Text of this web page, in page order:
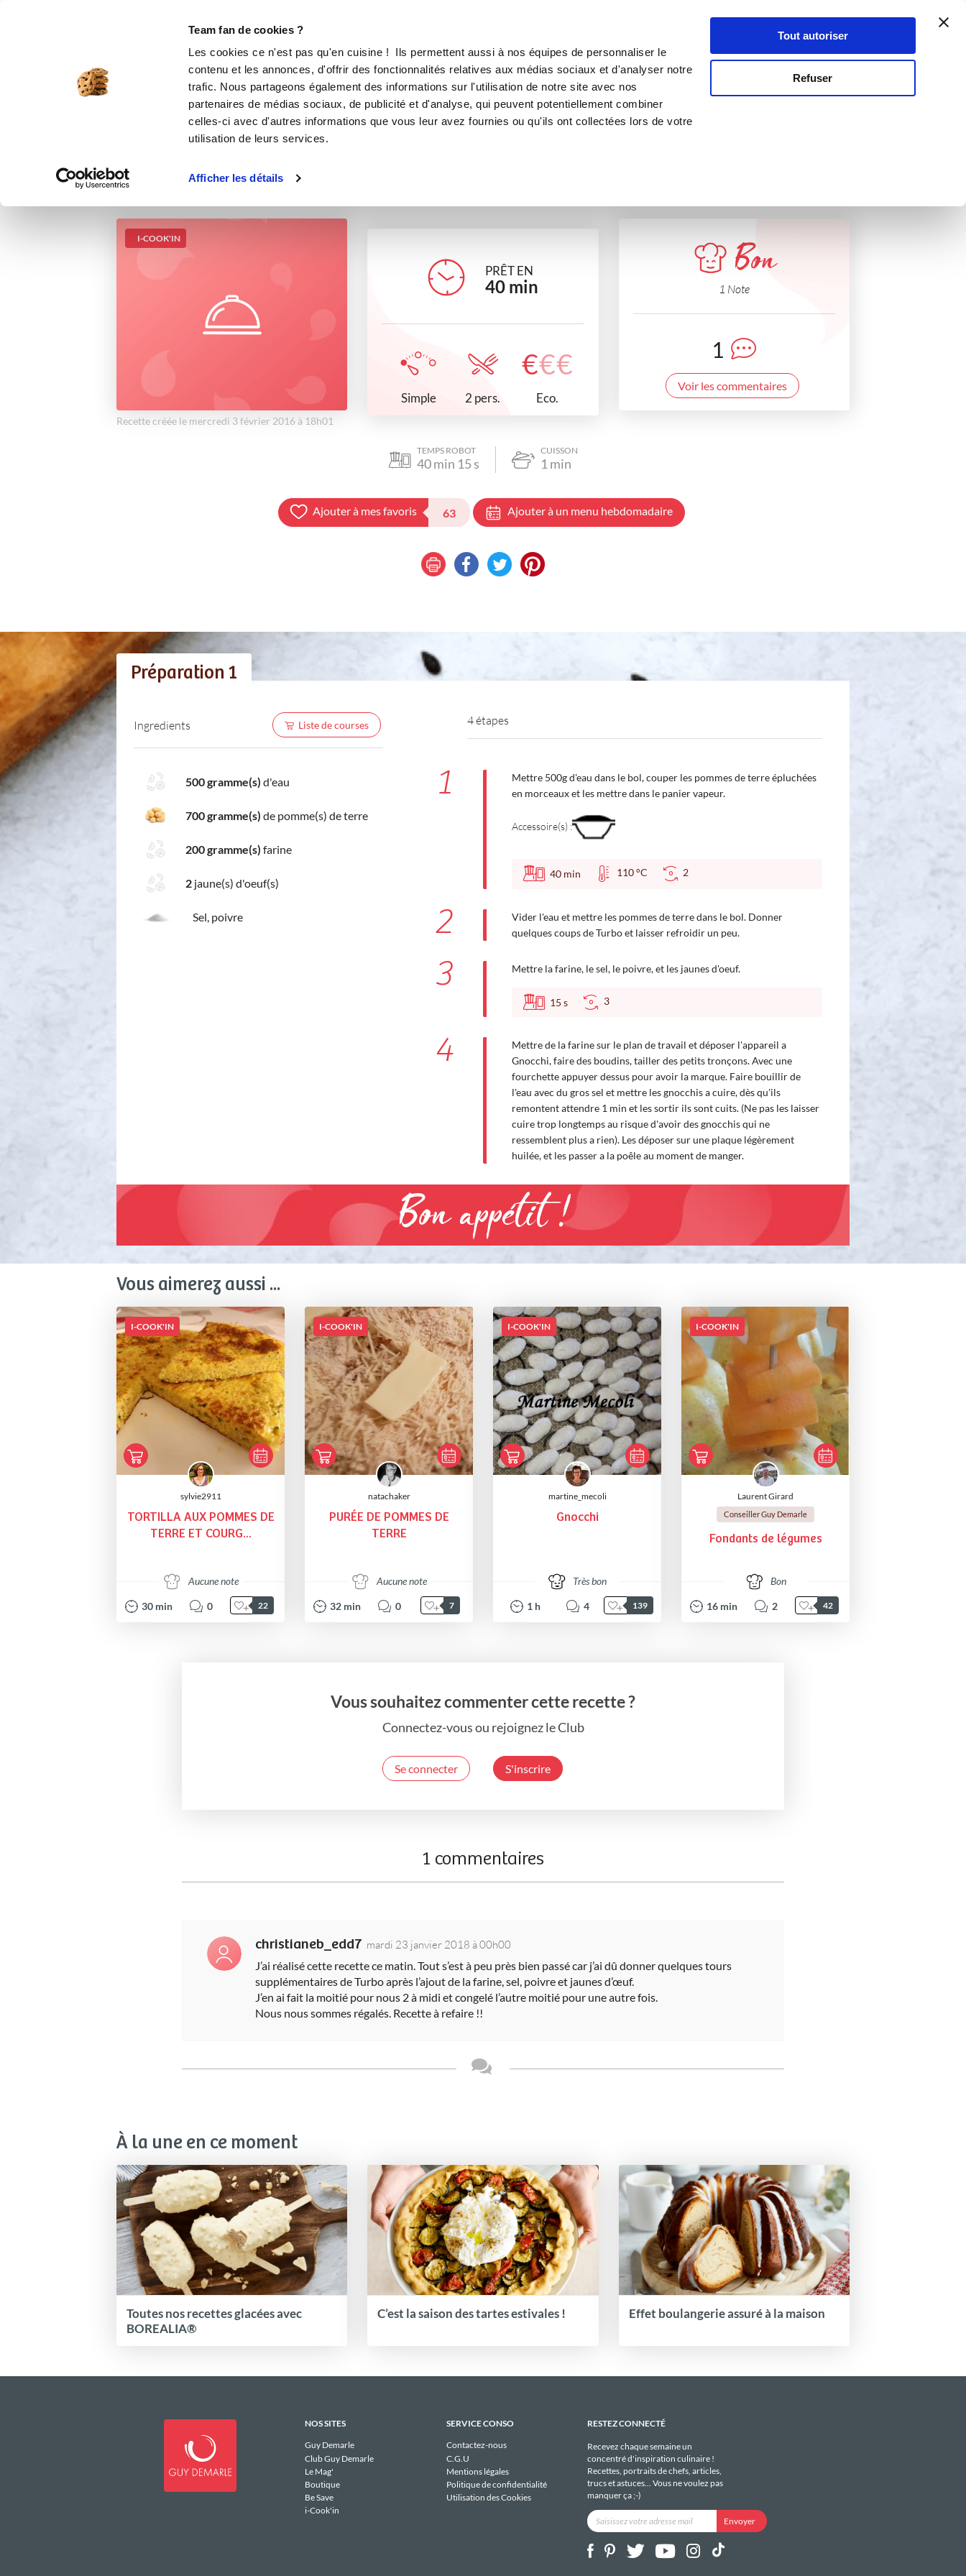
Team fan de cookies ?
Les cookies ce n'est pas qu'en cuisine ! Ils permettent aussi à nos équipes de personnaliser le
contenu et les annonces, d'offrir des fonctionnalités relatives aux médias sociaux et d'analyser notre
trafic. Nous partageons également des informations sur l'utilisation de notre site avec nos
partenaires de médias sociaux, de publicité et d'analyse, qui peuvent potentiellement combiner
celles-ci avec d'autres informations que vous leur avez fournies ou qu'ils ont collectées lors de votre
utilisation de leurs services.
Afficher les détails
Tout autoriser
Refuser
Se connecter
Gnocchis de pomme de terre
accompagnements
I-COOK'IN
Recette créée le mercredi 3 février 2016 à 18h01
PRÊT EN
40 min
Simple 2 pers.
€€€
Eco.
Bon
1 Note
1
Voir les commentaires
TEMPS ROBOT
40min 15 s
CUISSON
1 min
Ajouter à mes favoris 63 Ajouter à un menu hebdomadaire
Préparation 1
Ingredients Liste de courses
500 gramme(s) d'eau
700 gramme(s) de pomme(s) de terre
200 gramme(s) farine
2 jaune(s) d'oeuf(s)
Sel, poivre
4 étapes
1
Mettre 500g d'eau dans le bol, couper les pommes de terre épluchées
en morceaux et les mettre dans le panier vapeur.
Accessoire(s) :
40 min 110 °C 2
2
Vider l'eau et mettre les pommes de terre dans le bol. Donner
quelques coups de Turbo et laisser refroidir un peu.
3 Mettre la farine, le sel, le poivre, et les jaunes d'oeuf.
15 s 3
4
Mettre de la farine sur le plan de travail et déposer l'appareil a
Gnocchi, faire des boudins, tailler des petits tronçons. Avec une
fourchette appuyer dessus pour avoir la marque. Faire bouillir de
l'eau avec du gros sel et mettre les gnocchis a cuire, dès qu'ils
remontent attendre 1 min et les sortir ils sont cuits. (Ne pas les laisser
cuire trop longtemps au risque d'avoir des gnocchis qui ne
ressemblent plus a rien). Les déposer sur une plaque légèrement
huilée, et les passer a la poêle au moment de manger.
Bon appétit !
Vous aimerez aussi ...
I-COOK'IN
sylvie2911
TORTILLA AUX POMMES DE
TERRE ET COURG...
Aucune note
30 min 0 22
I-COOK'IN
natachaker
PURÉE DE POMMES DE
TERRE
Aucune note
32 min 0 7
I-COOK'IN
martine_mecoli
Gnocchi
Très bon
1 h 4 139
I-COOK'IN
Laurent Girard
Conseiller Guy Demarle
Fondants de légumes
Bon
16 min 2 42
Vous souhaitez commenter cette recette ?
Connectez-vous ou rejoignez le Club
Se connecter S'inscrire
1 commentaires
christianeb_edd7 mardi 23 janvier 2018 à 00h00
J’ai réalisé cette recette ce matin. Tout s’est à peu près bien passé car j’ai dû donner quelques tours
supplémentaires de Turbo après l’ajout de la farine, sel, poivre et jaunes d’œuf.
J’en ai fait la moitié pour nous 2 à midi et congelé l’autre moitié pour une autre fois.
Nous nous sommes régalés. Recette à refaire !!
À la une en ce moment
Toutes nos recettes glacées avec
BOREALIA®
C’est la saison des tartes estivales ! Effet boulangerie assuré à la maison
NOS SITES
Guy Demarle
Club Guy Demarle
Le Mag'
Boutique
Be Save
i-Cook'in
SERVICE CONSO
Contactez-nous
C.G.U
Mentions légales
Politique de confidentialité
Utilisation des Cookies
RESTEZ CONNECTÉ
Recevez chaque semaine un
concentré d'inspiration culinaire !
Recettes, portraits de chefs, articles,
trucs et astuces... Vous ne voulez pas
manquer ça ;-)